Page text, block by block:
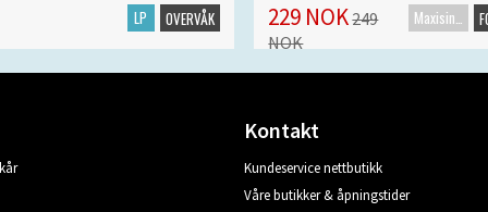
LP OVERVÅK 229 NOK249
NOK
Maxisingel
Kontakt
Kundeservice nettbutikk
Våre butikker & åpningstider